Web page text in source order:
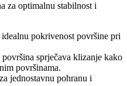
za optimalnu stabilnost i
pokrivenost površine pri
sprječava klizanje kako
površinama.
jednostavnu pohranu i